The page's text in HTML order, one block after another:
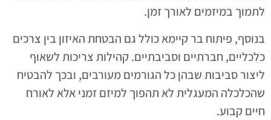
לתמוך במיזמים לאורך זמן.
בנוסף, פיתוח בר קיימא כולל גם הבטחת האיזון בין צרכים
כלכליים, חברתיים וסביבתיים. קהילות צריכות לשאוף
ליצור סביבות שבהן כל הגורמים מעורבים, ובכך להבטיח
שהכלכלה המעגלית לא תהפוך למיזם זמני אלא לאורח
חיים קבוע.